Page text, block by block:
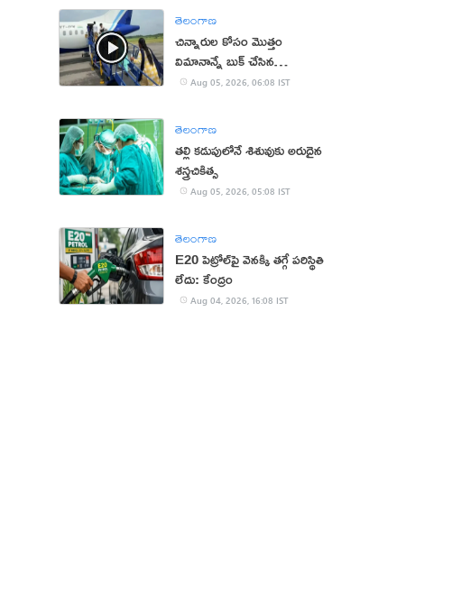
తెలంగాణ
చిన్నారుల కోసం మొత్తం
విమానాన్నే బుక్ చేసిన
యూట్యూబర్
Aug 05, 2026, 06:08 IST
తెలంగాణ
తల్లి కడుపులోనే శిశువుకు అరుదైన
శస్త్రచికిత్స
Aug 05, 2026, 05:08 IST
తెలంగాణ
E20 పెట్రోల్‌పై వెనక్కి తగ్గే పరిస్థితి
లేదు: కేంద్రం
Aug 04, 2026, 16:08 IST